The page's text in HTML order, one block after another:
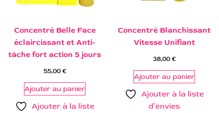
Concentré Belle Face
éclaircissant et Anti-
tâche fort action 5 jours
55,00€
Ajouter au panier
Ajouter à la liste
Concentré Blanchissant
Vitesse Unifiant
38,00€
Ajouter au panier
Ajouter à la liste
d’envies